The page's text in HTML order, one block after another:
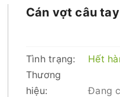
Cán vợt câu
Tình trạng:
Hết
Thương
hiệu:
Đang